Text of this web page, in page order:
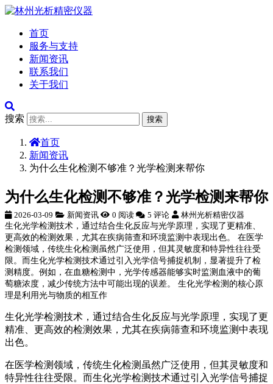
首页
服务与支持
新闻资讯
联系我们
关于我们
搜索 搜索
首页
新闻资讯
为什么生化检测不够准？光学检测来帮你
为什么生化检测不够准？光学检测来帮你
2026-03-09 新闻资讯 0 阅读 5 评论 林州光析精密仪器
生化光学检测技术，通过结合生化反应与光学原理，实现了更精准、
更高效的检测效果，尤其在疾病筛查和环境监测中表现出色。 在医学
检测领域，传统生化检测虽然广泛使用，但其灵敏度和特异性往往受
限。而生化光学检测技术通过引入光学信号捕捉机制，显著提升了检
测精度。例如，在血糖检测中，光学传感器能够实时监测血液中的葡
萄糖浓度，减少传统方法中可能出现的误差。 生化光学检测的核心原
理是利用光与物质的相互作
生化光学检测技术，通过结合生化反应与光学原理，实现了更
精准、更高效的检测效果，尤其在疾病筛查和环境监测中表现
出色。
在医学检测领域，传统生化检测虽然广泛使用，但其灵敏度和
特异性往往受限。而生化光学检测技术通过引入光学信号捕捉